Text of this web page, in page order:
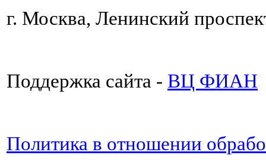
г. Москва, Ленинский
Поддержка сайта - ВЦ ФИАН
Политика в отношении